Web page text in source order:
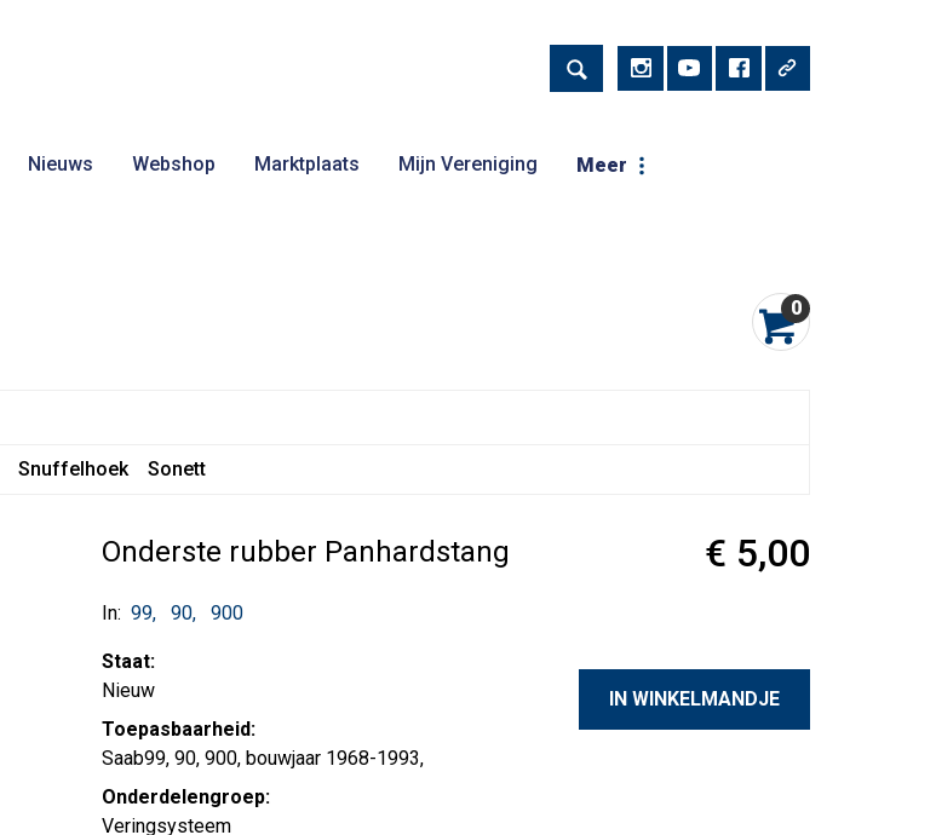
Nieuws Webshop Marktplaats Mijn Vereniging Meer
0
Snuffelhoek Sonett
Onderste rubber Panhardstang
In: 99 90 900
Staat:
Nieuw
Toepasbaarheid:
Saab99, 90, 900, bouwjaar 1968-1993,
Onderdelengroep:
Veringsysteem
€ 5,00